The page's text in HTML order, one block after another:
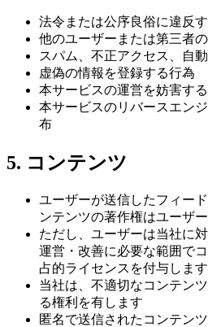
法令または公序良俗に違反
他のユーザーまたは第三者
スパム、不正アクセス、自
虚偽の情報を登録する行為
本サービスの運営を妨害す
本サービスのリバースエン
布
5. コンテンツ
ユーザーが送信したフィー
ンテンツの著作権はユーザ
ただし、ユーザーは当社に
運営・改善に必要な範囲で
占的ライセンスを付与します
当社は、不適切なコンテン
る権利を有します
匿名で送信されたコンテン